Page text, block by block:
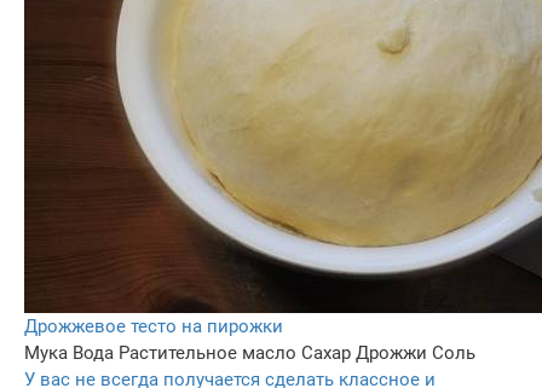
Дрожжевое тесто на пирожки
Мука Вода Растительное масло Сахар Дрожжи Соль
У вас не всегда получается сделать классное и